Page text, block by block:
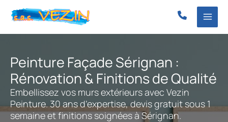
Peinture Façade Sérignan :
Rénovation & Finitions de Qualité
Embellissez vos murs extérieurs avec Vezin
Peinture. 30 ans d’expertise, devis gratuit sous 1
semaine et finitions soignées à Sérignan.